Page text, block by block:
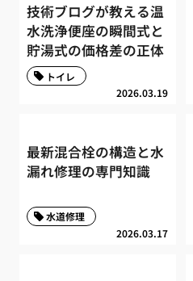
技術ブログが教える温
水洗浄便座の瞬間式と
貯湯式の価格差の正体
2026.03.19
トイレ
最新混合栓の構造と水
漏れ修理の専門知識
2026.03.17
水道修理